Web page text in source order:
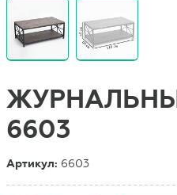
6603
Артикул: 6603